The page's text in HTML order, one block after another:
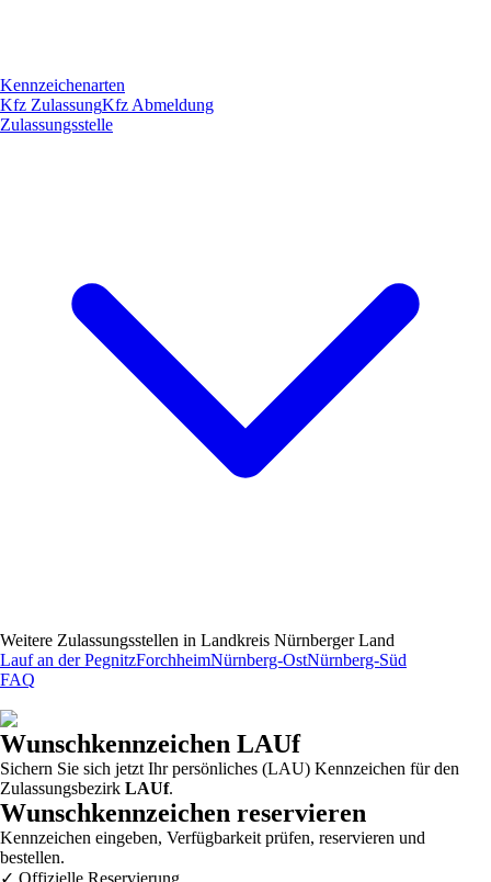
Kennzeichenarten
Kfz ZulassungKfz Abmeldung
Zulassungsstelle
Weitere Zulassungsstellen in Landkreis Nürnberger Land
Lauf an der PegnitzForchheimNürnberg-OstNürnberg-Süd
FAQ
Wunschkennzeichen LAUf
Sichern Sie sich jetzt Ihr persönliches (LAU) Kennzeichen für den
Zulassungsbezirk LAUf.
Wunschkennzeichen reservieren
Kennzeichen eingeben, Verfügbarkeit prüfen, reservieren und
bestellen.